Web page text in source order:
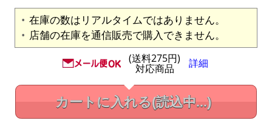
在庫の数はリアルタイムではありません。
店舗の在庫を通信販売で購入できません。
(送料275円)
対応商品 詳細
カートに入れる(読込中...)